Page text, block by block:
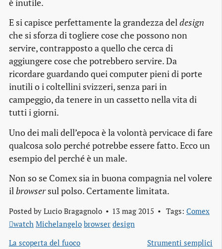
è inutile.
E si capisce perfettamente la grandezza deldesign
che si sforza di togliere cose che possono non
servire, contrapposto a quello che cerca di
aggiungere cose che potrebbero servire. Da
ricordare guardando quei computer pieni di porte
inutili o i coltellini svizzeri, senza pari in
campeggio, da tenere in un cassetto nella vita di
tutti i giorni.
Uno dei mali dell’epoca è la volontà pervicace di fare
qualcosa solo perché potrebbe essere fatto. Ecco un
esempio del perché è un male.
Non so se Comex sia in buona compagnia nel volere
il browsersul polso. Certamente limitata.
Posted by Lucio Bragagnolo 13 mag 2015 Tags: Comex
watch Michelangelo browser design
La scoperta del fuoco
Strumenti semplici